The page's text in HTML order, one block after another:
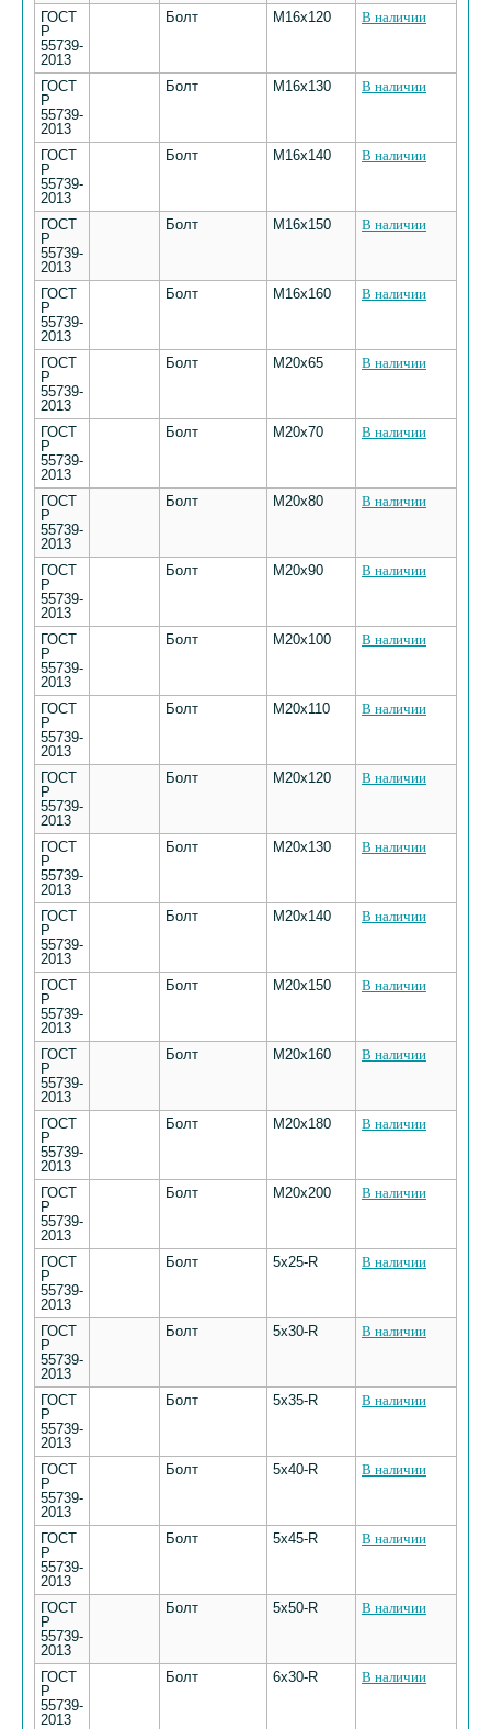
ГОСТ
Р
55739-
2013
Болт М16х120 В наличии
ГОСТ
Р
55739-
2013
Болт М16х130 В наличии
ГОСТ
Р
55739-
2013
Болт М16х140 В наличии
ГОСТ
Р
55739-
2013
Болт М16х150 В наличии
ГОСТ
Р
55739-
2013
Болт М16х160 В наличии
ГОСТ
Р
55739-
2013
Болт М20х65 В наличии
ГОСТ
Р
55739-
2013
Болт М20х70 В наличии
ГОСТ
Р
55739-
2013
Болт М20х80 В наличии
ГОСТ
Р
55739-
2013
Болт М20х90 В наличии
ГОСТ
Р
55739-
2013
Болт М20х100 В наличии
ГОСТ
Р
55739-
2013
Болт М20х110 В наличии
ГОСТ
Р
55739-
2013
Болт М20х120 В наличии
ГОСТ
Р
55739-
2013
Болт М20х130 В наличии
ГОСТ
Р
55739-
2013
Болт М20х140 В наличии
ГОСТ
Р
55739-
2013
Болт М20х150 В наличии
ГОСТ
Р
55739-
2013
Болт М20х160 В наличии
ГОСТ
Р
55739-
2013
Болт М20х180 В наличии
ГОСТ
Р
55739-
2013
Болт М20х200 В наличии
ГОСТ
Р
55739-
2013
Болт 5х25-R В наличии
ГОСТ
Р
55739-
2013
Болт 5х30-R В наличии
ГОСТ
Р
55739-
2013
Болт 5х35-R В наличии
ГОСТ
Р
55739-
2013
Болт 5х40-R В наличии
ГОСТ
Р
55739-
2013
Болт 5х45-R В наличии
ГОСТ
Р
55739-
2013
Болт 5х50-R В наличии
ГОСТ
Р
55739-
2013
Болт 6х30-R В наличии